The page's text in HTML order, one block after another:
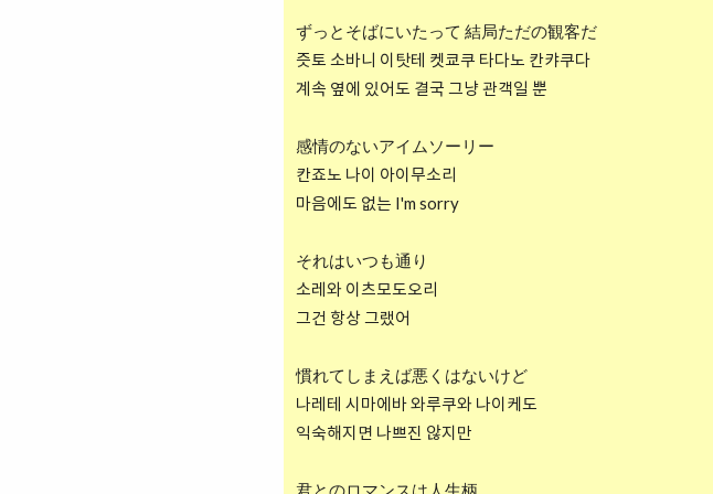
ずっとそばにいたって 結局ただの観客だ
즛토 소바니 이탓테 켓쿄쿠 타다노 칸캬쿠다
계속 옆에 있어도 결국 그냥 관객일 뿐
感情のないアイムソーリー
칸죠노 나이 아이무소리
마음에도 없는 I'm sorry
それはいつも通り
소레와 이츠모도오리
그건 항상 그랬어
慣れてしまえば悪くはないけど
나레테 시마에바 와루쿠와 나이케도
익숙해지면 나쁘진 않지만
君とのロマンスは人生柄